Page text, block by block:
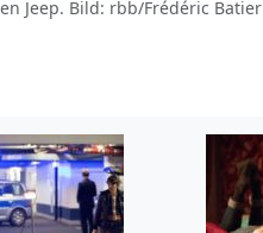
Jeep. Bild: rbb/Frédéric Batier